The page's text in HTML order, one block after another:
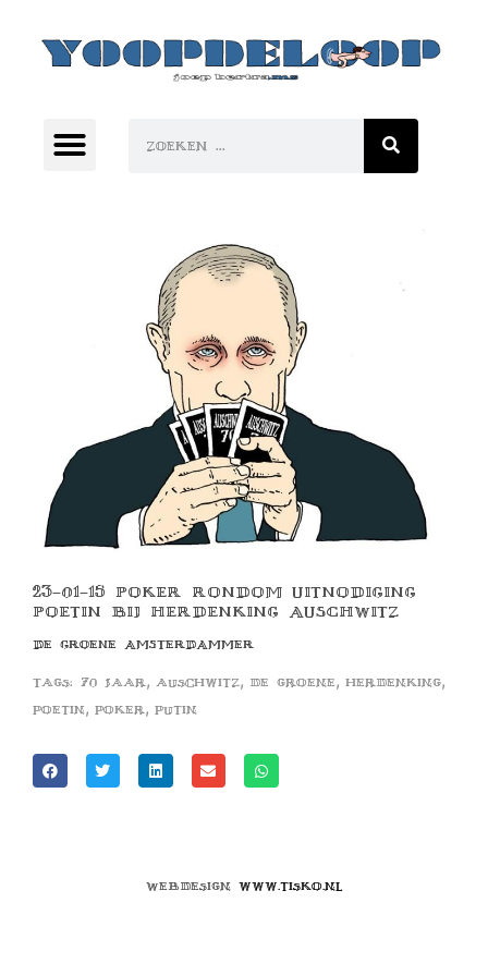
23-01-15 POKER RONDOM UITNODIGING
POETIN BIJ HERDENKING AUSCHWITZ
DE GROENE AMSTERDAMMER
Tags: 70 jaar, auschwitz, de groene , herdenking,
poetin, poker, putin
Webdesign www.tisko.nl